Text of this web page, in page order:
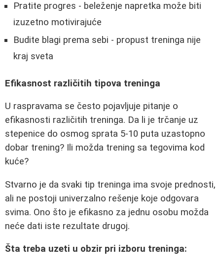
Pratite progres - beleženje napretka može biti
izuzetno motivirajuće
Budite blagi prema sebi - propust treninga nije
kraj sveta
Efikasnost različitih tipova treninga
U raspravama se često pojavljuje pitanje o
efikasnosti različitih treninga. Da li je trčanje uz
stepenice do osmog sprata 5-10 puta uzastopno
dobar trening? Ili možda trening sa tegovima kod
kuće?
Stvarno je da svaki tip treninga ima svoje prednosti,
ali ne postoji univerzalno rešenje koje odgovara
svima. Ono što je efikasno za jednu osobu možda
neće dati iste rezultate drugoj.
Šta treba uzeti u obzir pri izboru treninga: